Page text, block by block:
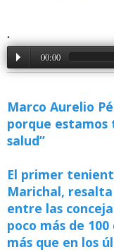
.
00:00
Marco Aurelio
porque
salud”
El primer
Marichal,
entre las
poco más de
más que en los